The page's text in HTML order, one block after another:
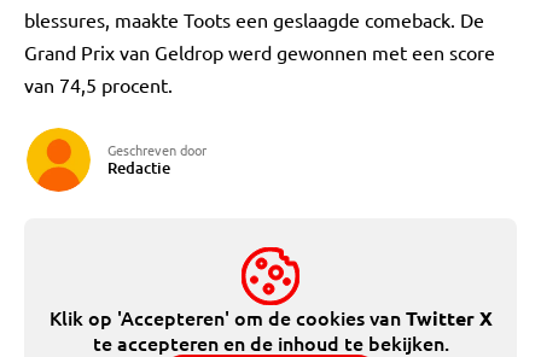
blessures, maakte Toots een geslaagde comeback. De
Grand Prix van Geldrop werd gewonnen met een score
van 74,5 procent.
Geschreven door
Redactie
Klik op 'Accepteren' om de cookies vanTwitter X
te accepteren en de inhoud te bekijken.